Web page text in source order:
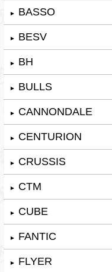
► BASSO
► BESV
► BH
► BULLS
► CANNONDALE
► CENTURION
► CRUSSIS
► CTM
► CUBE
► FANTIC
► FLYER